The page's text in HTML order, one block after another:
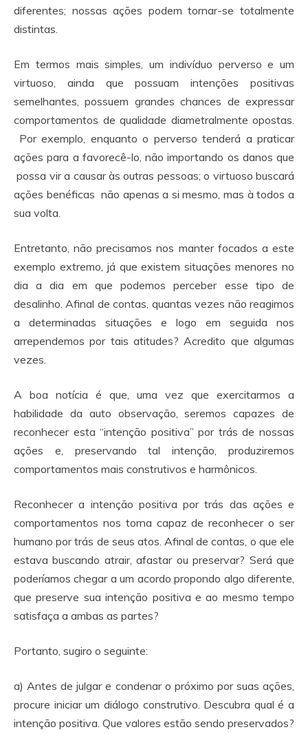
diferentes; nossas ações podem tornar-se totalmente
distintas.
Em termos mais simples, um indivíduo perverso e um
virtuoso, ainda que possuam intenções positivas
semelhantes, possuem grandes chances de expressar
comportamentos de qualidade diametralmente opostas.
Por exemplo, enquanto o perverso tenderá a praticar
ações para a favorecê-lo, não importando os danos que
possa vir a causar às outras pessoas; o virtuoso buscará
ações benéficas não apenas a si mesmo, mas à todos a
sua volta.
Entretanto, não precisamos nos manter focados a este
exemplo extremo, já que existem situações menores no
dia a dia em que podemos perceber esse tipo de
desalinho. Afinal de contas, quantas vezes não reagimos
a determinadas situações e logo em seguida nos
arrependemos por tais atitudes? Acredito que algumas
vezes.
A boa notícia é que, uma vez que exercitarmos a
habilidade da auto observação, seremos capazes de
reconhecer esta “intenção positiva” por trás de nossas
ações e, preservando tal intenção, produziremos
comportamentos mais construtivos e harmônicos.
Reconhecer a intenção positiva por trás das ações e
comportamentos nos torna capaz de reconhecer o ser
humano por trás de seus atos. Afinal de contas, o que ele
estava buscando atrair, afastar ou preservar? Será que
poderíamos chegar a um acordo propondo algo diferente,
que preserve sua intenção positiva e ao mesmo tempo
satisfaça a ambas as partes?
Portanto, sugiro o seguinte:
a) Antes de julgar e condenar o próximo por suas ações,
procure iniciar um diálogo construtivo. Descubra qual é a
intenção positiva. Que valores estão sendo preservados?